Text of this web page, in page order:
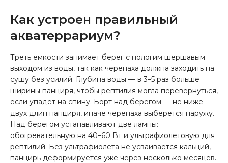
Как устроен правильный
акватеррариум?
Треть емкости занимает берег с пологим шершавым
выходом из воды, так как черепаха должна заходить на
сушу без усилий. Глубина воды — в 3–5 раз больше
ширины панциря, чтобы рептилия могла перевернуться,
если упадет на спину. Борт над берегом — не ниже
двух длин панциря, иначе черепаха выберется наружу.
Над берегом устанавливают две лампы:
обогревательную на 40–60 Вт и ультрафиолетовую для
рептилий. Без ультрафиолета не усваивается кальций,
панцирь деформируется уже через несколько месяцев.